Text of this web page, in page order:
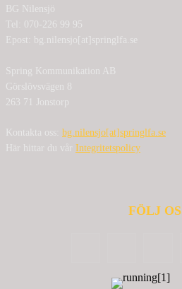
BG Nilensjö
Tel: 070-226 99 95
Epost: bg.nilensjo[at]springlfa.se
Spring Kommunikation AB
Görslövsvägen 8
263 71 Jonstorp
Kontakta oss: bg.nilensjo[at]springlfa.se
Här hittar du vår Integritetspolicy
FÖLJ